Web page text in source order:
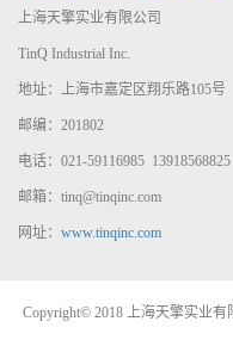
上海天擎实业有限公司
TinQ Industrial Inc.
地址：上海市嘉定区翔乐路105号
邮编：201802
电话：021-59116985 13918568825
邮箱：tinq@tinqinc.com
网址： www.tinqinc.com
Copyright© 2018 上海天擎实业有